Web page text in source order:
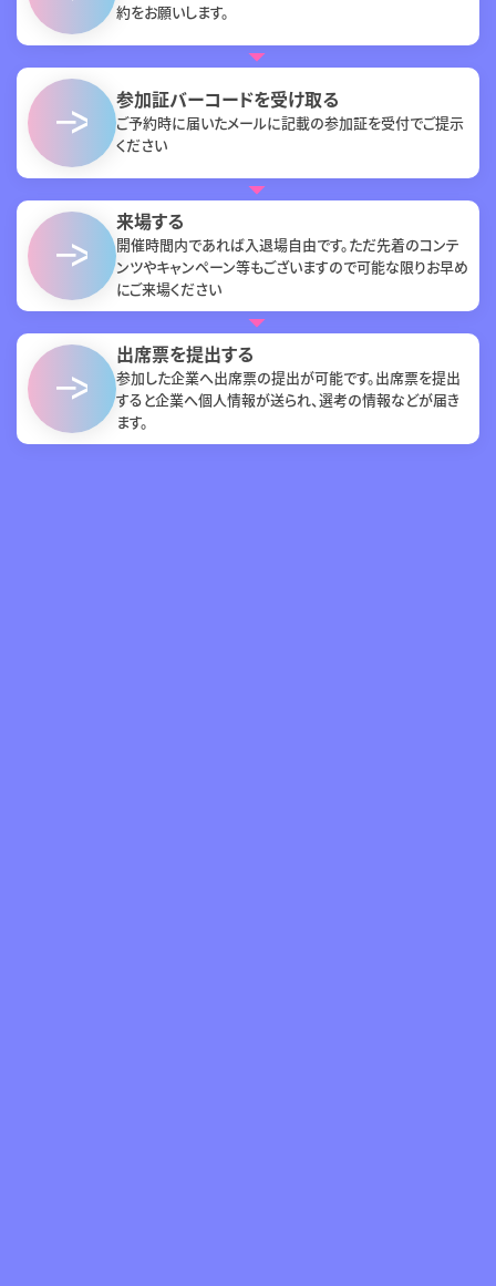
約をお願いします。
参加証バーコードを受け取る
ご予約時に届いたメールに記載の参加証を受付でご提示
ください
来場する
開催時間内であれば入退場自由です。ただ先着のコンテ
ンツやキャンペーン等もございますので可能な限りお早め
にご来場ください
出席票を提出する
参加した企業へ出席票の提出が可能です。出席票を提出
すると企業へ個人情報が送られ、選考の情報などが届き
ます。